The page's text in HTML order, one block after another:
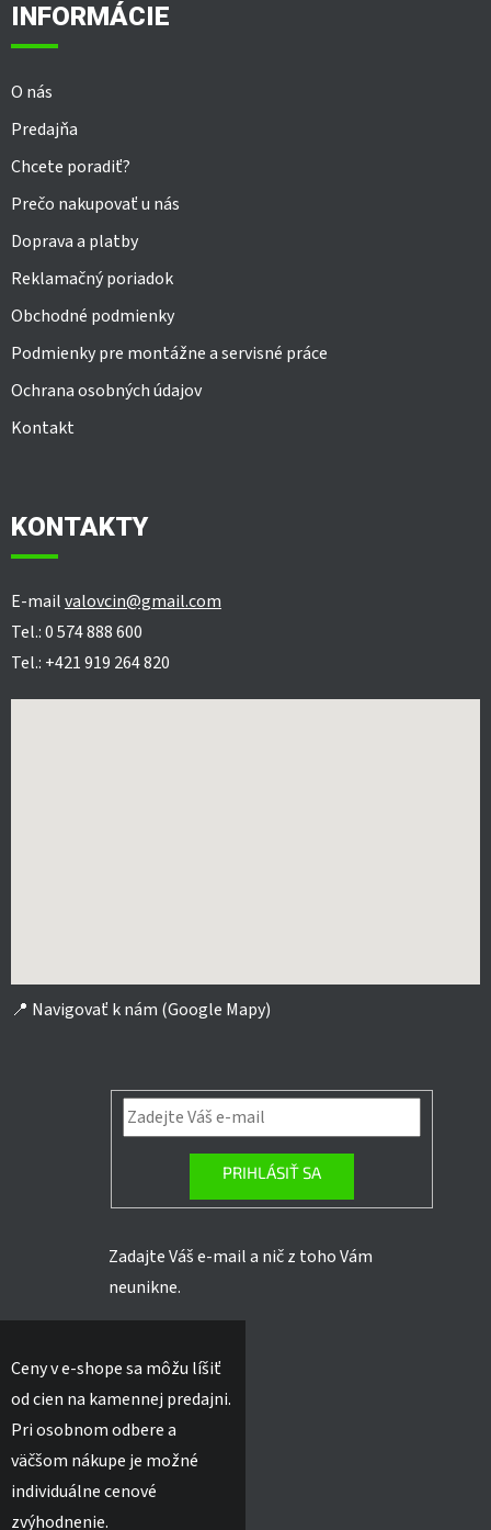
INFORMÁCIE
O nás
Predajňa
Chcete poradiť?
Prečo nakupovať u nás
Doprava a platby
Reklamačný poriadok
Obchodné podmienky
Podmienky pre montážne a servisné práce
Ochrana osobných údajov
Kontakt
KONTAKTY
E-mailvalovcin@gmail.com
Tel.: 0 574 888 600
Tel.: +421 919 264 820
📍 Navigovať k nám (Google Mapy)
PRIHLÁSIŤ SA
Zadajte Váš e-mail a nič z toho Vám
neunikne.
Ceny v e-shope sa môžu líšiť
od cien na kamennej predajni.
Pri osobnom odbere a
väčšom nákupe je možné
individuálne cenové
zvýhodnenie.